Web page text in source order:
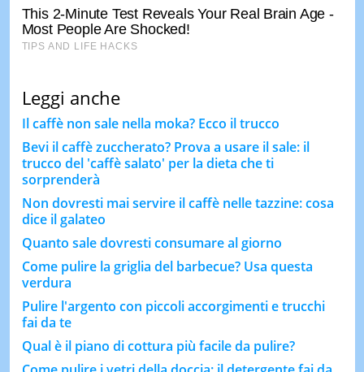
Leggi anche
Il caffè non sale nella moka? Ecco il trucco
Bevi il caffè zuccherato? Prova a usare il sale: il
trucco del 'caffè salato' per la dieta che ti
sorprenderà
Non dovresti mai servire il caffè nelle tazzine: cosa
dice il galateo
Quanto sale dovresti consumare al giorno
Come pulire la griglia del barbecue? Usa questa
verdura
Pulire l'argento con piccoli accorgimenti e trucchi
fai da te
Qual è il piano di cottura più facile da pulire?